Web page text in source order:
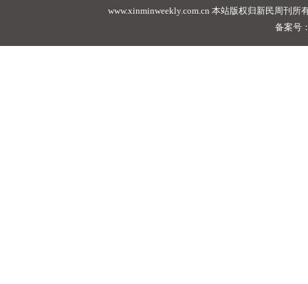
www.xinminweekly.com.cn 本站版权归新民周刊所
备案号